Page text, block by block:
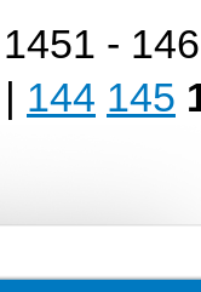
-
| 144 145